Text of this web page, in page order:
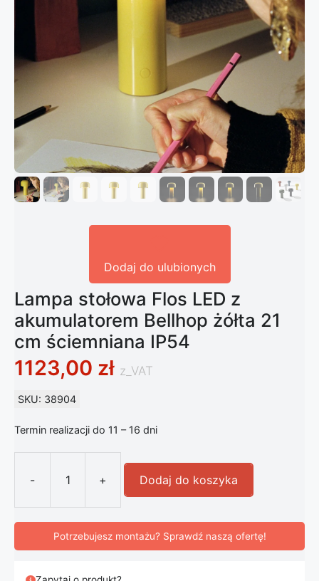
Dodaj do ulubionych
Lampa stołowa Flos LED z
akumulatorem Bellhop żółta 21
cm ściemniana IP54
1123,00 zł z_VAT
SKU: 38904
Termin realizacji do 11 – 16 dni
-
ilość Lampa stołowa Flos LED z
+ Dodaj do koszyka
Potrzebujesz montażu? Sprawdź naszą ofertę!